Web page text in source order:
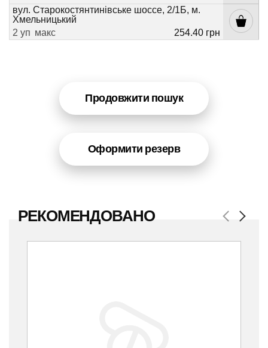
вул. Старокостянтинівське шоссе, 2/1Б, м.
Хмельницький
2 уп макс 254.40 грн
Продовжити пошук
Оформити резерв
РЕКОМЕНДОВАНО Previous
Next